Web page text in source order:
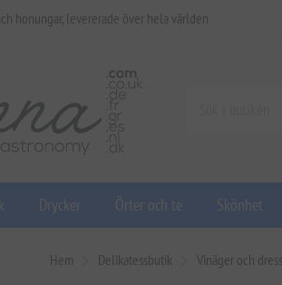
honungar, levererade över hela världen
Drycker Örter och te Skönhet
Hem Delikatessbutik Vinäger och